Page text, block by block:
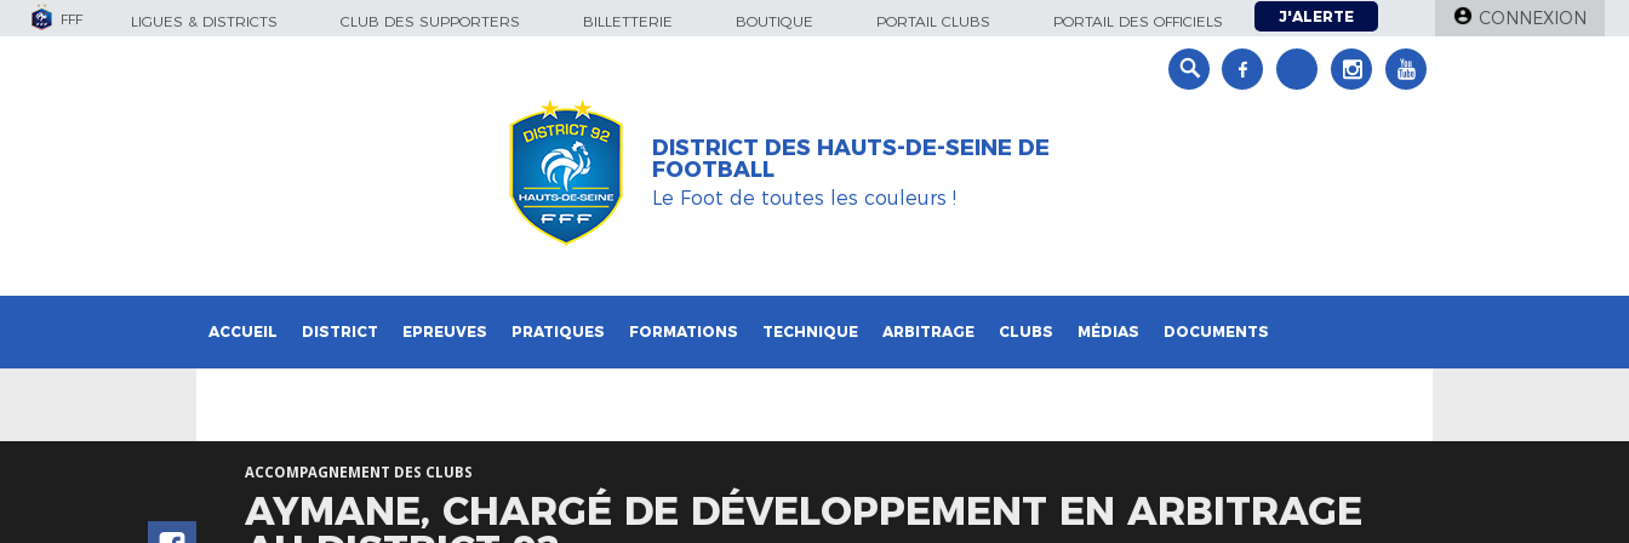
FFF LIGUES & DISTRICTS CLUB DES SUPPORTERS BILLETTERIE BOUTIQUE PORTAIL CLUBS PORTAIL DES OFFICIELS J'ALERTE CONNEXION
DISTRICT DES HAUTS-DE-SEINE DE
FOOTBALL
Le Foot de toutes les couleurs !
ACCUEIL DISTRICT EPREUVES PRATIQUES FORMATIONS TECHNIQUE ARBITRAGE CLUBS MÉDIAS DOCUMENTS
ACCOMPAGNEMENT DES CLUBS
AYMANE, CHARGÉ DE DÉVELOPPEMENT EN ARBITRAGE